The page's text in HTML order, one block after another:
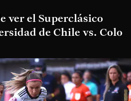
ver el Superclásico
de Chile vs. Colo